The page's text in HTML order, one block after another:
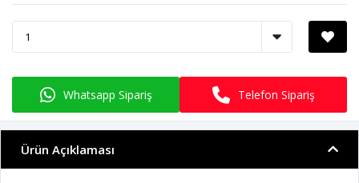
Whatsapp Sipariş Telefon Sipariş
Ürün Açıklaması